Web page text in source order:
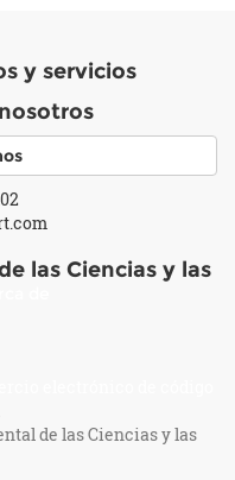
y servicios
las Ciencias y las
de las Ciencias y las